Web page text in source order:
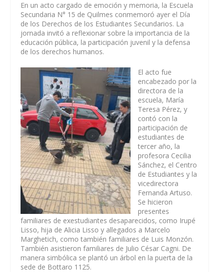
En un acto cargado de emoción y memoria, la Escuela
Secundaria N° 15 de Quilmes conmemoró ayer el Día
de los Derechos de los Estudiantes Secundarios. La
jornada invitó a reflexionar sobre la importancia de la
educación pública, la participación juvenil y la defensa
de los derechos humanos.
El acto fue
encabezado por la
directora de la
escuela, María
Teresa Pérez, y
contó con la
participación de
estudiantes de
tercer año, la
profesora Cecilia
Sánchez, el Centro
de Estudiantes y la
vicedirectora
Fernanda Artuso.
Se hicieron
presentes
familiares de exestudiantes desaparecidos, como Irupé
Lisso, hija de Alicia Lisso y allegados a Marcelo
Marghetich, como también familiares de Luis Monzón.
También asistieron familiares de Julio César Cagni. De
manera simbólica se plantó un árbol en la puerta de la
sede de Bottaro 1125.